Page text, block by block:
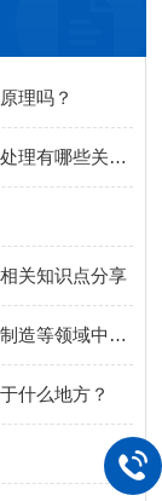
理吗？
相贯线圆管切割机的数控系统原理与故障处理有哪些关联？
关知识点分享
滚床式相贯线切割机在钢结构加工和船舶制造等领域中发挥着重要作用
什么地方？